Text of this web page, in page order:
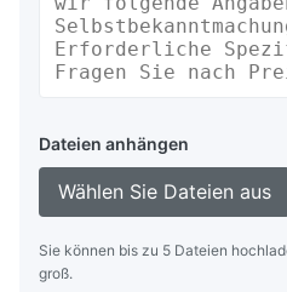
Dateien anhängen
Wählen Sie Dateien aus
Sie können bis zu 5 Dateien
groß.